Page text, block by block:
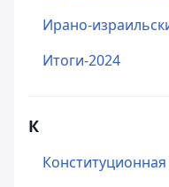
Ирано-
Итоги-2024
К